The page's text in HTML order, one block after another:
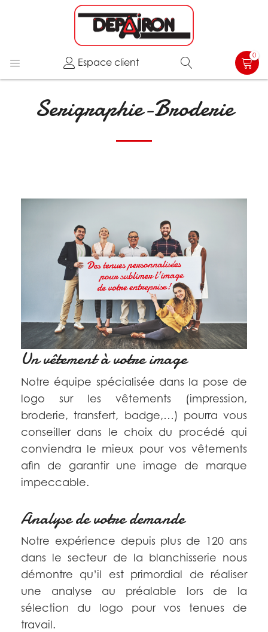
Espace client
0
Serigraphie-Broderie
Un vêtement à votre image
Notre équipe spécialisée dans la pose de
logo sur les vêtements (impression,
broderie, transfert, badge,…) pourra vous
conseiller dans le choix du procédé qui
conviendra le mieux pour vos vêtements
afin de garantir une image de marque
impeccable.
Analyse de votre demande
Notre expérience depuis plus de 120 ans
dans le secteur de la blanchisserie nous
démontre qu’il est primordial de réaliser
une analyse au préalable lors de la
sélection du logo pour vos tenues de
travail.